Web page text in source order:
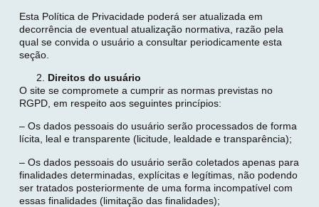
Esta Política de Privacidade poderá ser atualizada em
decorrência de eventual atualização normativa, razão pela
qual se convida o usuário a consultar periodicamente esta
seção.
Direitos do usuário
O site se compromete a cumprir as normas previstas no
RGPD, em respeito aos seguintes princípios:
– Os dados pessoais do usuário serão processados de forma
lícita, leal e transparente (licitude, lealdade e transparência);
– Os dados pessoais do usuário serão coletados apenas para
finalidades determinadas, explícitas e legítimas, não podendo
ser tratados posteriormente de uma forma incompatível com
essas finalidades (limitação das finalidades);